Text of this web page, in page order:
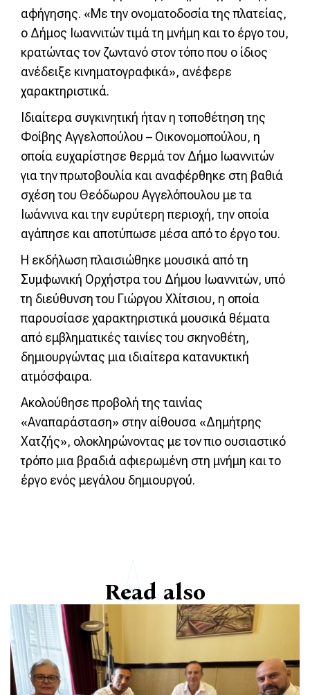
αφήγησης. «Με την ονοματοδοσία της πλατείας,
ο Δήμος Ιωαννιτών τιμά τη μνήμη και το έργο του,
κρατώντας τον ζωντανό στον τόπο που ο ίδιος
ανέδειξε κινηματογραφικά», ανέφερε
χαρακτηριστικά.
Ιδιαίτερα συγκινητική ήταν η τοποθέτηση της
Φοίβης Αγγελοπούλου – Οικονομοπούλου, η
οποία ευχαρίστησε θερμά τον Δήμο Ιωαννιτών
για την πρωτοβουλία και αναφέρθηκε στη βαθιά
σχέση του Θεόδωρου Αγγελόπουλου με τα
Ιωάννινα και την ευρύτερη περιοχή, την οποία
αγάπησε και αποτύπωσε μέσα από το έργο του.
Η εκδήλωση πλαισιώθηκε μουσικά από τη
Συμφωνική Ορχήστρα του Δήμου Ιωαννιτών, υπό
τη διεύθυνση του Γιώργου Χλίτσιου, η οποία
παρουσίασε χαρακτηριστικά μουσικά θέματα
από εμβληματικές ταινίες του σκηνοθέτη,
δημιουργώντας μια ιδιαίτερα κατανυκτική
ατμόσφαιρα.
Ακολούθησε προβολή της ταινίας
«Αναπαράσταση» στην αίθουσα «Δημήτρης
Χατζής», ολοκληρώνοντας με τον πιο ουσιαστικό
τρόπο μια βραδιά αφιερωμένη στη μνήμη και το
έργο ενός μεγάλου δημιουργού.
Read also